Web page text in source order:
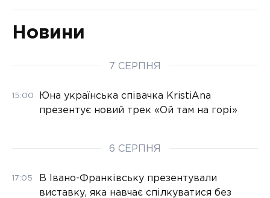
Новини
7 СЕРПНЯ
15:00
Юна українська співачка KristiAna
презентує новий трек «Ой там на горі»
6 СЕРПНЯ
17:05
В Івано-Франківську презентували
виставку, яка навчає спілкуватися без